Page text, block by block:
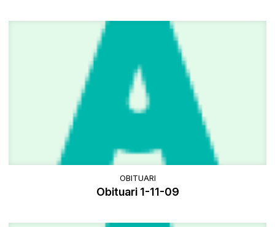
OBITUARI
Obituari 1-11-09